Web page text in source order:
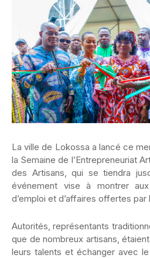
La ville de Lokossa a lancé ce
la Semaine de l’Entrepreneuriat
des Artisans, qui se tiendra
événement vise à montrer
d’emploi et d’affaires offertes par
Autorités, représentants
que de nombreux artisans,
leurs talents et échanger avec